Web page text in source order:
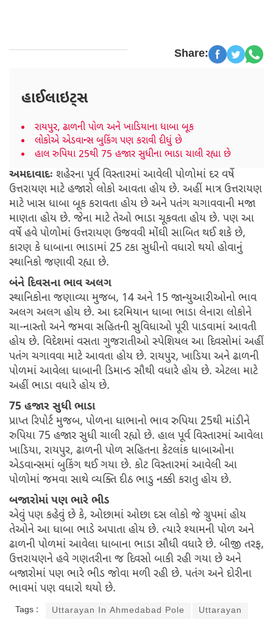
Share:
હાઈલાઇટ્સ
રાયપુર, ઢાળની પોળ અને ખાડિયાના ધાબા બૂક
લોકોએ એડવાન્સ બુકિંગ પણ કરાવી દીધું છે
હાલ રુપિયા 25થી 75 હજાર સુધીના ભાડા ચાલી રહ્યા છે
અમદાવાદઃ શહેરના પૂર્વ વિસ્તારમાં આવેલી પોળોમાં દર વર્ષે
ઉત્તરાયણ માટે હજારો લોકો આવતા હોય છે. અહીં માત્ર ઉત્તરાયણ
માટે ખાસ ધાબા બૂક કરાવતા હોય છે અને પતંગ ચગાવવાની મજા
માણતા હોય છે. જેના માટે તેઓ ભાડા ચૂકવતા હોય છે. પણ આ
વર્ષે હવે પોળોમાં ઉત્તરાયણ ઉજવવી મોંઘી સાબિત થઈ શકે છે,
કારણ કે ધાબાના ભાડામાં 25 ટકા સુધીનો વધારો થયો હોવાનું
સ્થાનિકો જણાવી રહ્યા છે.
બંને દિવસના ભાવ અલગ
સ્થાનિકોના જણાવ્યા મુજબ, 14 અને 15 જાન્યુઆરીઓનો ભાવ
અલગ અલગ હોય છે. આ દરમિયાન ધાબા ભાડા લેનારા લોકોને
ચા-નાસ્તો અને જમવા સહિતની સુવિધાઓ પૂરી પાડવામાં આવતી
હોય છે. વિદેશમાં વસતા ગુજરાતીઓ સ્પેશિયલ આ દિવસોમાં અહીં
પતંગ ચગાવવા માટે આવતા હોય છે. રાયપુર, ખાડિયા અને ઢાળની
પોળમાં આવેલા ધાબાની ડિમાન્ડ સૌથી વધારે હોય છે. એટલા માટે
અહીં ભાડા વધારે હોય છે.
75 હજાર સુધી ભાડા
પ્રાપ્ત રિપોર્ટ મુજબ, પોળના ધાભાનો ભાવ રુપિયા 25થી માંડીને
રુપિયા 75 હજાર સુધી ચાલી રહ્યો છે. હાલ પૂર્વ વિસ્તારમાં આવેલા
ખાડિયા, રાયપુર, ઢાળની પોળ સહિતના કેટલાંક ધાબાઓના
એડવાન્સમાં બુકિંગ થઈ ગયા છે. કોટ વિસ્તારમાં આવેલી આ
પોળોમાં જમવા સાથે વ્યક્તિ દીઠ ભાડુ નક્કી કરાતુ હોય છે.
બજારોમાં પણ ભારે ભીડ
એવું પણ કહેવું છે કે, ઓછામાં ઓછા દસ લોકો જે ગ્રુપમાં હોય
તેઓને આ ધાબા ભાડે અપાતા હોય છે. ત્યારે શ્યામની પોળ અને
ઢાળની પોળમાં આવેલા ધાબાના ભાડા સૌધી વધારે છે. બીજી તરફ,
ઉત્તરાયણને હવે ગણતરીના જ દિવસો બાકી રહી ગયા છે અને
બજારોમાં પણ ભારે ભીડ જોવા મળી રહી છે. પતંગ અને દોરીના
ભાવમાં પણ વધારો થયો છે.
Tags : Uttarayan In Ahmedabad Pole Uttarayan